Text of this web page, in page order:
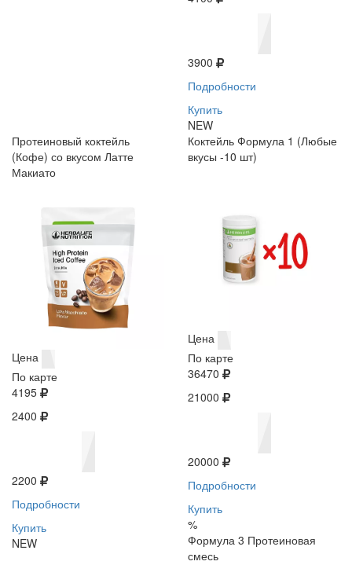
3900
Подробности
Купить
NEW
Протеиновый коктейль
(Кофе) со вкусом Латте
Макиато
Цена
По карте
4195
2400
2200
Подробности
Купить
NEW
Коктейль Формула 1 (Любые
вкусы -10 шт)
Цена
По карте
36470
21000
20000
Подробности
Купить
%
Формула 3 Протеиновая
смесь